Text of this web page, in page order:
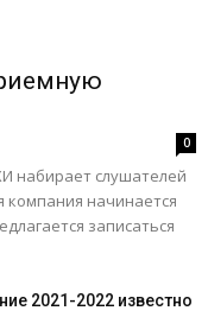
0
набирает слушателей
компания начинается
записаться
2021-2022 известно